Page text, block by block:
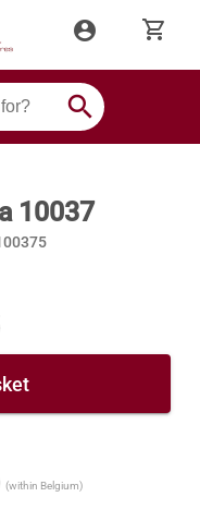
account_circle shopping_cart
search
10037
(within Belgium)